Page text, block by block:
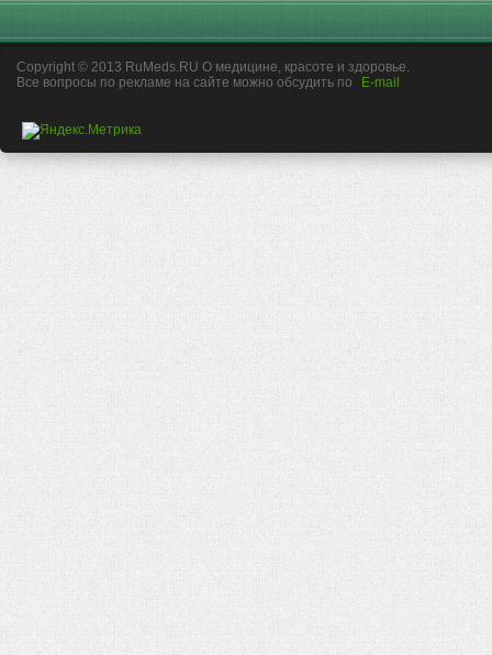
Copyright © 2013 RuMeds.RU О медицине, красоте и здоровье.
Все вопросы по рекламе на сайте можно обсудить по
E-mail